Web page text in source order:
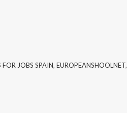
FOR JOBS SPAIN, EUROPEANSHOOLNET,